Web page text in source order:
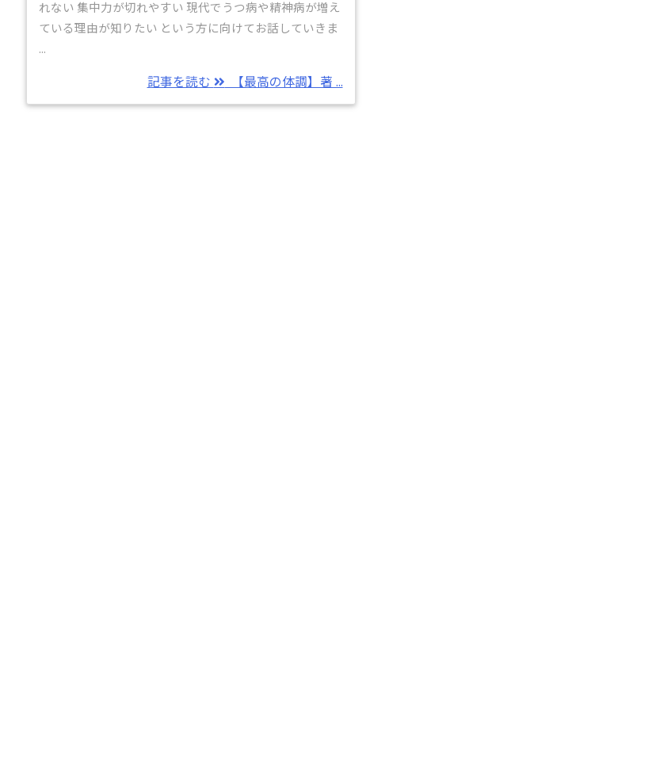
れない 集中力が切れやすい 現代でうつ病や精神病が増え
ている理由が知りたい という方に向けてお話していきま
...
記事を読む 【最高の体調】著 ...